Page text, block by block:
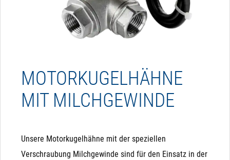
MOTORKUGELHÄHNE
MIT MILCHGEWINDE
Unsere Motorkugelhähne mit der speziellen
Verschraubung Milchgewinde sind für den Einsatz in der